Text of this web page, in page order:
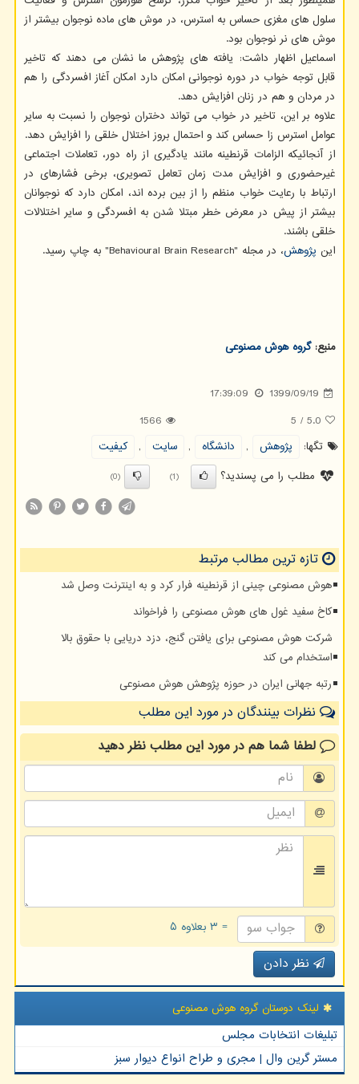
سلول های مغزی حساس به استرس، در موش های ماده نوجوان بیشتر از
موش های نر نوجوان بود.
اسماعیل اظهار داشت: یافته های پژوهش ما نشان می دهند که تاخیر
قابل توجه خواب در دوره نوجوانی امکان دارد امکان آغاز افسردگی را هم
در مردان و هم در زنان افزایش دهد.
علاوه بر این، تاخیر در خواب می تواند دختران نوجوان را نسبت به سایر
عوامل استرس زا حساس کند و احتمال بروز اختلال خلقی را افزایش دهد.
از آنجائیکه الزامات قرنطینه مانند یادگیری از راه دور، تعاملات اجتماعی
غیرحضوری و افزایش مدت زمان تعامل تصویری، برخی فشارهای در
ارتباط با رعایت خواب منظم را از بین برده اند، امکان دارد که نوجوانان
بیشتر از پیش در معرض خطر مبتلا شدن به افسردگی و سایر اختلالات
خلقی باشند.
این پژوهش، در مجله "Behavioural Brain Research" به چاپ رسید.
منبع:گروه هوش مصنوعی
1399/09/19
17:39:09
5.0
/
5
1566
تگها:
پژوهش , دانشگاه , سایت ,
كیفیت
مطلب را می پسندید؟
(1)
(0)
تازه ترین مطالب مرتبط
هوش مصنوعی چینی از قرنطینه فرار کرد و به اینترنت وصل شد
کاخ سفید غول های هوش مصنوعی را فراخواند
شرکت هوش مصنوعی برای یافتن گنج، دزد دریایی با حقوق بالا
استخدام می کند
رتبه جهانی ایران در حوزه پژوهش هوش مصنوعی
نظرات بینندگان در مورد این مطلب
لطفا شما همدر مورد این مطلبنظر دهید
= ۳ بعلاوه ۵
نظر دادن
لینک دوستان گروه هوش مصنوعی
تبلیغات انتخابات مجلس
مستر گرین وال | مجری و طراح انواع دیوار سبز